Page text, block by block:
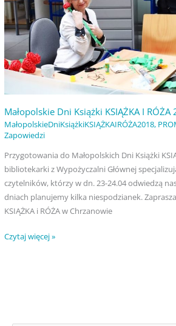
Małopolskie Dni Książki KSIĄŻKA I RÓŻA
MałopolskieDniKsiążkiKSIĄŻKAIRÓŻA2018,
Zapowiedzi
Przygotowania do Małopolskich Dni Książki
bibliotekarki z Wypożyczalni Głównej
czytelników, którzy w dn. 23-24.04 odwiedzą
dniach planujemy kilka niespodzianek.
KSIĄŻKA i RÓŻA w Chrzanowie
2018
Czytaj więcej »